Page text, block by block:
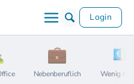
Login
Nebenberuflich Wenig